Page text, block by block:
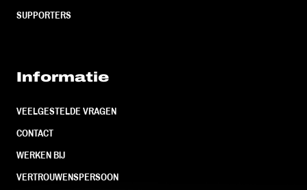
SUPPORTERS
Informatie
VEELGESTELDE VRAGEN
CONTACT
WERKEN BIJ
VERTROUWENSPERSOON